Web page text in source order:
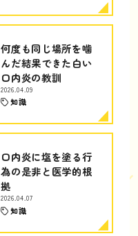
何度も同じ場所を噛
んだ結果できた白い
口内炎の教訓
2026.04.09
知識
口内炎に塩を塗る行
為の是非と医学的根
拠
2026.04.07
知識